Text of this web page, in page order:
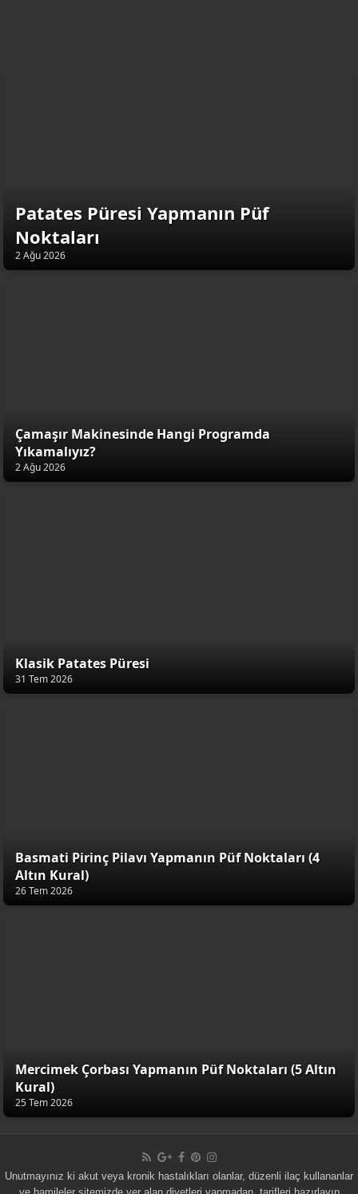
Patates Püresi Yapmanın Püf
Noktaları
2 Ağu 2026
Çamaşır Makinesinde Hangi Programda
Yıkamalıyız?
2 Ağu 2026
Klasik Patates Püresi
31 Tem 2026
Basmati Pirinç Pilavı Yapmanın Püf Noktaları (4
Altın Kural)
26 Tem 2026
Mercimek Çorbası Yapmanın Püf Noktaları (5 Altın
Kural)
25 Tem 2026
Unutmayınız ki akut veya kronik hastalıkları olanlar, düzenli ilaç kullananlar